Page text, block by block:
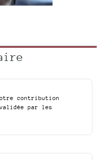
contribution
par les